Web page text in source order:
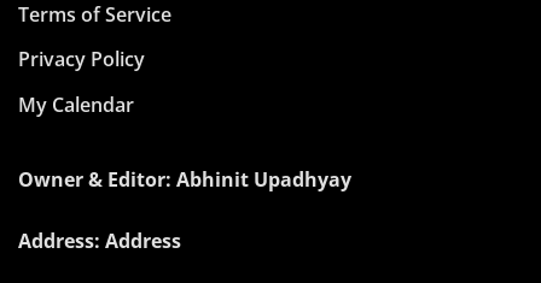
Terms of Service
Privacy Policy
My Calendar
Owner & Editor: Abhinit Upadhyay
Address: Address